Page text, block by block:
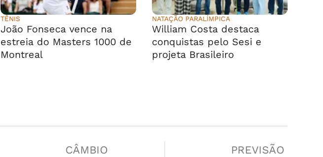
TÊNIS
João Fonseca vence na
estreia do Masters 1000 de
Montreal
NATAÇÃO PARALÍMPICA
William Costa destaca
conquistas pelo Sesi e
projeta Brasileiro
CÂMBIO PREVISÃO